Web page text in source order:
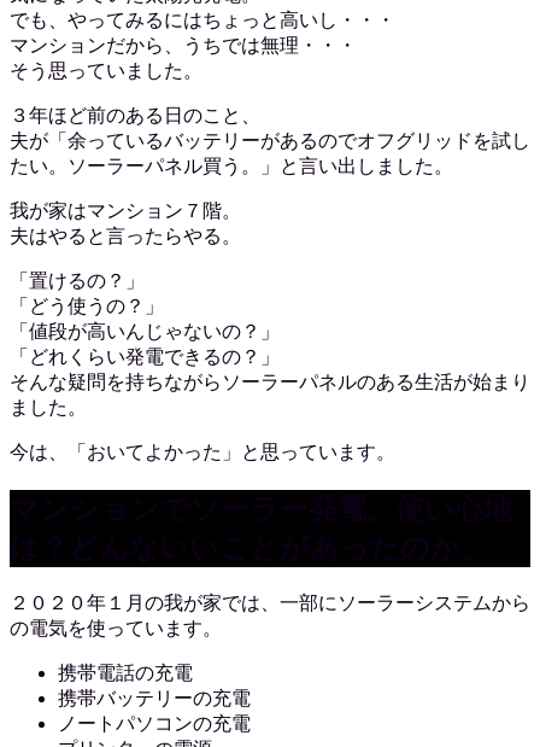
でも、やってみるにはちょっと高いし・・・
マンションだから、うちでは無理・・・
そう思っていました。
３年ほど前のある日のこと、
夫が「余っているバッテリーがあるのでオフグリッドを試し
たい。ソーラーパネル買う。」と言い出しました。
我が家はマンション７階。
夫はやると言ったらやる。
「置けるの？」
「どう使うの？」
「値段が高いんじゃないの？」
「どれくらい発電できるの？」
そんな疑問を持ちながらソーラーパネルのある生活が始まり
ました。
今は、「おいてよかった」と思っています。
２０２０年１月の我が家では、一部にソーラーシステムから
の電気を使っています。
携帯電話の充電
携帯バッテリーの充電
ノートパソコンの充電